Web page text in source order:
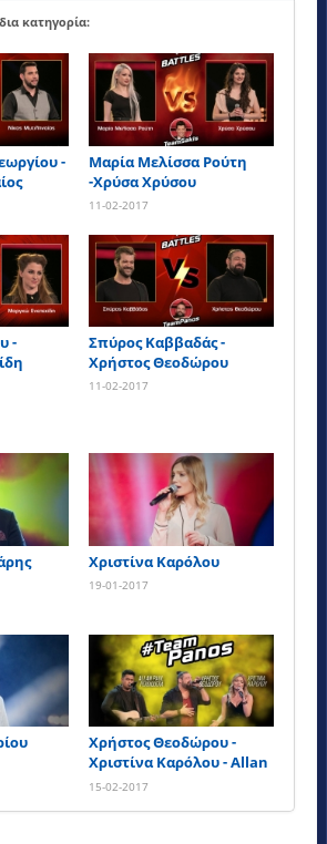
κατηγορία:
-
Μαρία Μελίσσα Ρούτη
-Χρύσα Χρύσου
11-02-2017
-
Σπύρος Καββαδάς -
Χρήστος Θεοδώρου
11-02-2017
Χριστίνα Καρόλου
19-01-2017
Χρήστος Θεοδώρου -
Χριστίνα Καρόλου - Allan
Paul Perdiquera
15-02-2017